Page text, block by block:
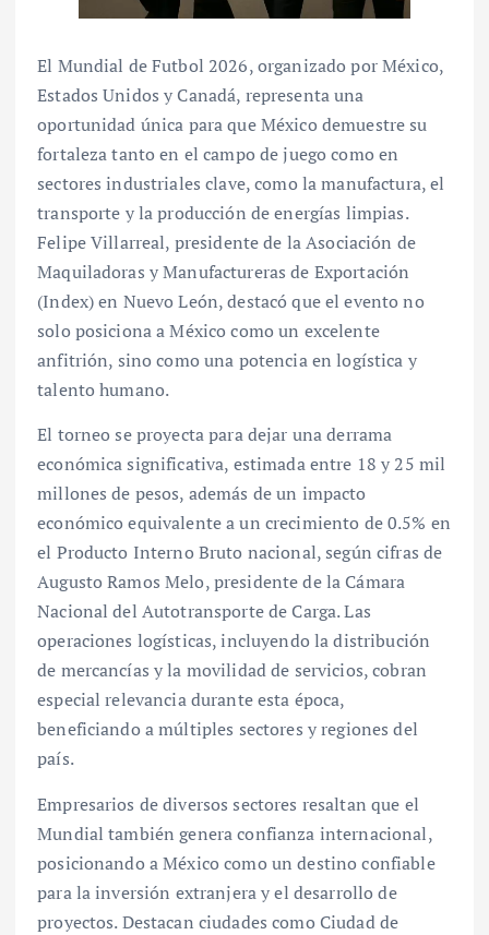
El Mundial de Futbol 2026, organizado por México,
Estados Unidos y Canadá, representa una
oportunidad única para que México demuestre su
fortaleza tanto en el campo de juego como en
sectores industriales clave, como la manufactura, el
transporte y la producción de energías limpias.
Felipe Villarreal, presidente de la Asociación de
Maquiladoras y Manufactureras de Exportación
(Index) en Nuevo León, destacó que el evento no
solo posiciona a México como un excelente
anfitrión, sino como una potencia en logística y
talento humano.
El torneo se proyecta para dejar una derrama
económica significativa, estimada entre 18 y 25 mil
millones de pesos, además de un impacto
económico equivalente a un crecimiento de 0.5% en
el Producto Interno Bruto nacional, según cifras de
Augusto Ramos Melo, presidente de la Cámara
Nacional del Autotransporte de Carga. Las
operaciones logísticas, incluyendo la distribución
de mercancías y la movilidad de servicios, cobran
especial relevancia durante esta época,
beneficiando a múltiples sectores y regiones del
país.
Empresarios de diversos sectores resaltan que el
Mundial también genera confianza internacional,
posicionando a México como un destino confiable
para la inversión extranjera y el desarrollo de
proyectos. Destacan ciudades como Ciudad de